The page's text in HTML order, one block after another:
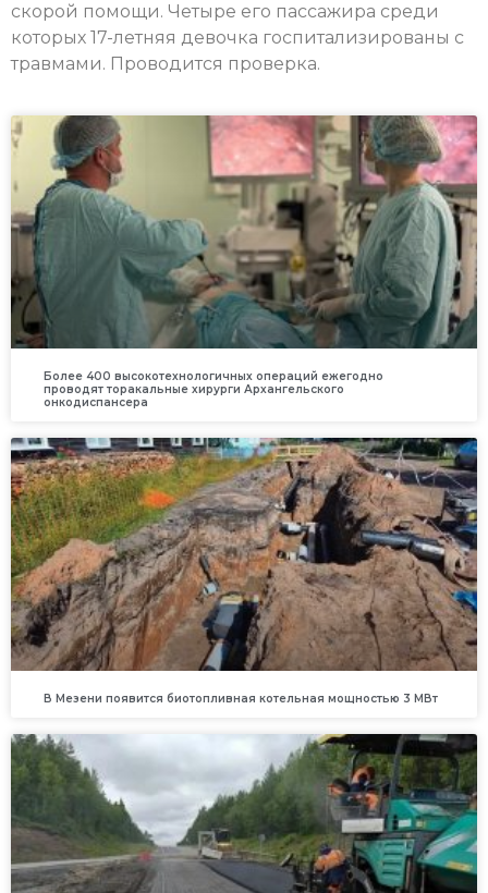
скорой помощи. Четыре его пассажира среди
которых 17-летняя девочка госпитализированы с
травмами. Проводится проверка.
Более 400 высокотехнологичных операций ежегодно
проводят торакальные хирурги Архангельского
онкодиспансера
В Мезени появится биотопливная котельная мощностью 3 МВт